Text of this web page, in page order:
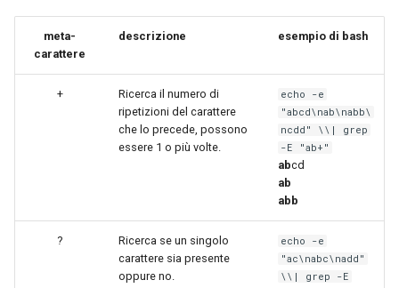
meta-
carattere
descrizione esempio di bash
+
Ricerca il numero di
ripetizioni del carattere
che lo precede, possono
essere 1 o più volte.
echo -e
"abcd\nab\nabb\
ncdd" \\| grep
-E "ab+"
abcd
ab
abb
?
Ricerca se un singolo
carattere sia presente
oppure no.
echo -e
"ac\nabc\nadd"
\\| grep -E